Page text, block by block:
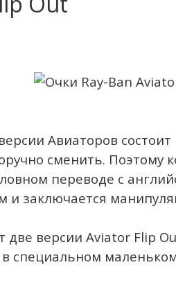
Авиаторов
сменить. Поэтому
переводе с
и заключается
две версии Aviator Flip
специальном